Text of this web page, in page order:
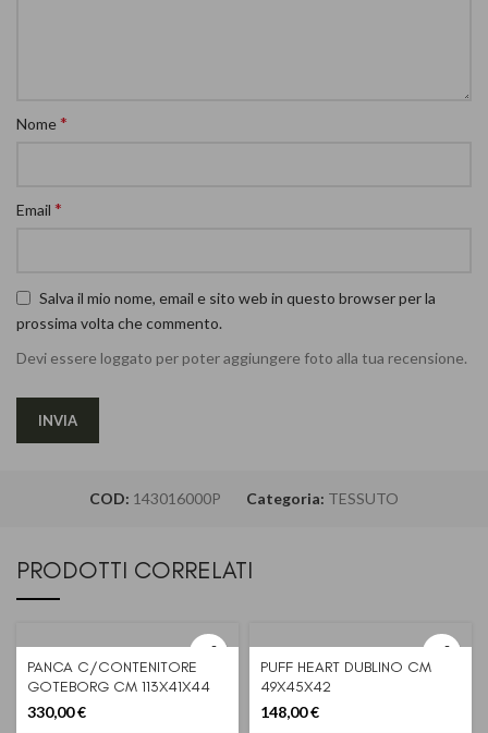
Nome*
Email *
Salva il mio nome, email e sito web in questo browser per la
prossima volta che commento.
Devi essere loggato per poter aggiungere foto alla tua recensione.
COD: 143016000P Categoria: TESSUTO
PRODOTTI CORRELATI
PANCA C/CONTENITORE
GOTEBORG CM 113X41X44
330,00€
PUFF HEART DUBLINO CM
49X45X42
148,00€